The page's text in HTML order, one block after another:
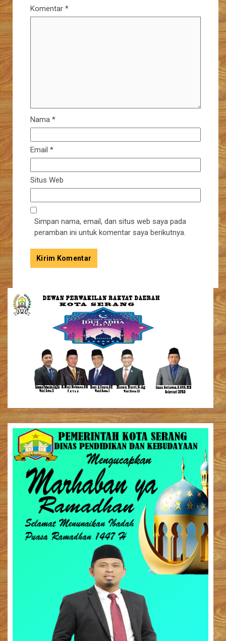
Komentar *
Nama *
Email *
Situs Web
Simpan nama, email, dan situs web saya pada
peramban ini untuk komentar saya berikutnya.